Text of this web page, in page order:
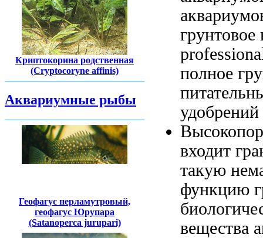
Криптокорина родственная
(Cryptocoryne affinis)
Аквариумные рыбы
Геофагус перламутровый,
геофагус Юрупара
(Satanoperca jurupari)
грунтовое
полное
удобрений
входит
такую
функцию
вещества